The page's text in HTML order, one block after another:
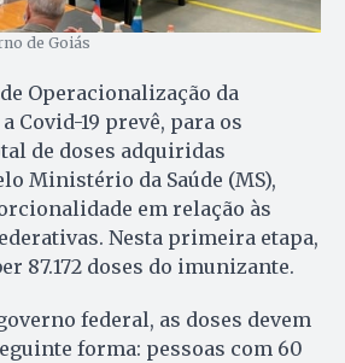
de Goiás
Operacionalização da
Covid-19 prevê, para os
de doses adquiridas
Ministério da Saúde (MS),
em relação às
Nesta primeira etapa,
87.172 doses do imunizante.
federal, as doses devem
forma: pessoas com 60